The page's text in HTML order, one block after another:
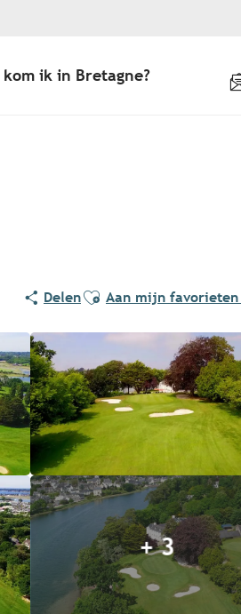
kom ik in Bretagne?
DelenAjouter aux favoris
Aan mijn favorieten
+ 3